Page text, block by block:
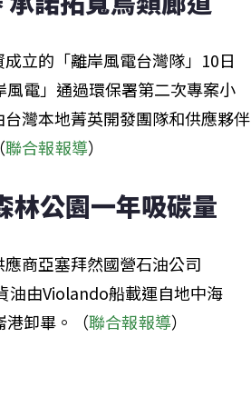
立的「離岸風電台灣隊」10日
電」通過環保署第二次專案小
灣本地菁英開發團隊和供應夥伴
聯合報報導）
林公園一年吸碳量
商亞塞拜然國營石油公司
油由Violando船載運自地中海
港卸畢。（聯合報報導）